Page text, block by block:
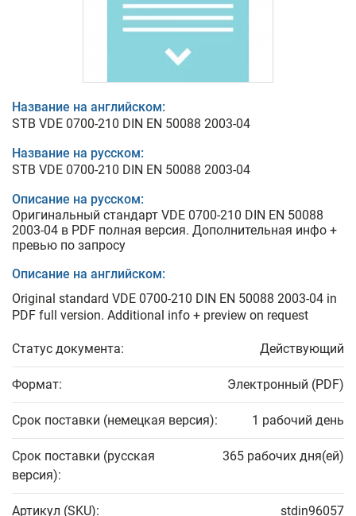
Название на английском:
STB VDE 0700-210 DIN EN 50088 2003-04
Название на русском:
STB VDE 0700-210 DIN EN 50088 2003-04
Описание на русском:
Оригинальный стандарт VDE 0700-210 DIN EN 50088
2003-04 в PDF полная версия. Дополнительная инфо +
превью по запросу
Описание на английском:
Original standard VDE 0700-210 DIN EN 50088 2003-04 in
PDF full version. Additional info + preview on request
Статус документа: Действующий
Формат: Электронный (PDF)
Срок поставки (немецкая версия): 1 рабочий день
Срок поставки (русская
версия):
365 рабочих дня(ей)
Артикул (SKU): stdin96057